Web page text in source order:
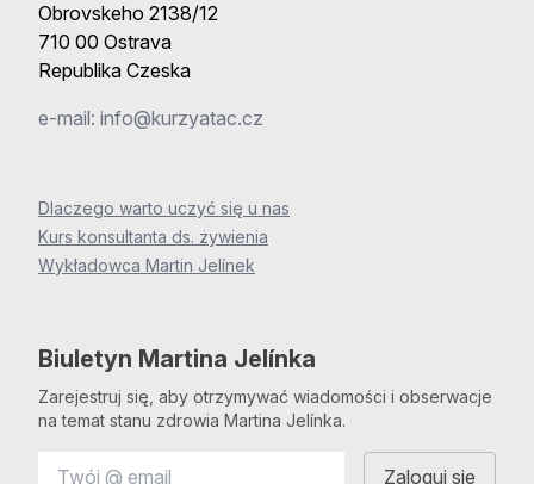
Obrovskeho 2138/12
710 00 Ostrava
Republika Czeska
e-mail: info@kurzyatac.cz
Dlaczego warto uczyć się u nas
Kurs konsultanta ds. żywienia
Wykładowca Martin Jelínek
Biuletyn Martina Jelínka
Zarejestruj się, aby otrzymywać wiadomości i obserwacje
na temat stanu zdrowia Martina Jelínka.